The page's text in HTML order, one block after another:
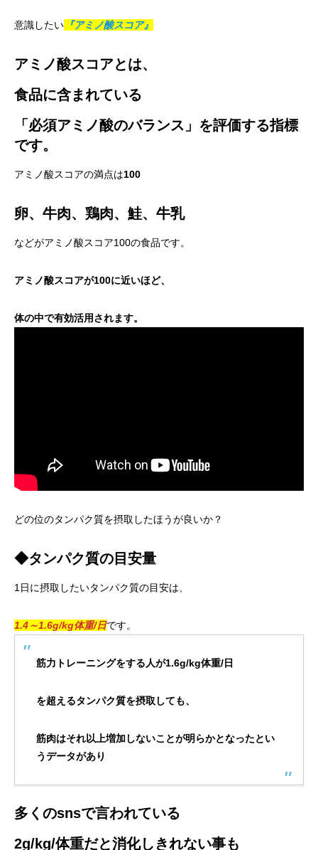
意識したい 『アミノ酸スコア』
アミノ酸スコアとは、
食品に含まれている
「必須アミノ酸のバランス」を評価する指標
です。
アミノ酸スコアの満点は100
卵、牛肉、鶏肉、鮭、牛乳
などがアミノ酸スコア100の食品です。
アミノ酸スコアが100に近いほど、
体の中で有効活用されます。
どの位のタンパク質を摂取したほうが良いか？
◆タンパク質の目安量
1日に摂取したいタンパク質の目安は、
1.4～1.6g/kg体重/日です。
筋力トレーニングをする人が1.6g/kg体重/日
を超えるタンパク質を摂取しても、
筋肉はそれ以上増加しないことが明らかとなったとい
うデータがあり
多くのsnsで言われている
2g/kg/体重だと消化しきれない事も